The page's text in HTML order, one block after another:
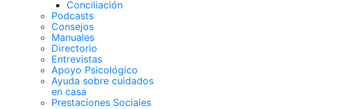
Conciliación
Podcasts
Consejos
Manuales
Directorio
Entrevistas
Apoyo Psicológico
Ayuda sobre cuidados
en casa
Prestaciones Sociales